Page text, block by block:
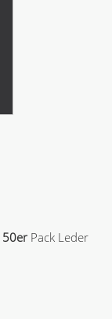
50erPack Leder